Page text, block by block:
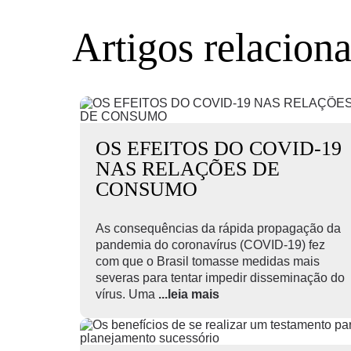
Artigos
OS EFEITOS DO COVID-19
NAS RELAÇÕES DE
CONSUMO
As consequências da rápida propagação da
pandemia do coronavírus (COVID-19) fez
com que o Brasil tomasse medidas mais
severas para tentar impedir disseminação do
vírus. Uma ...leia mais